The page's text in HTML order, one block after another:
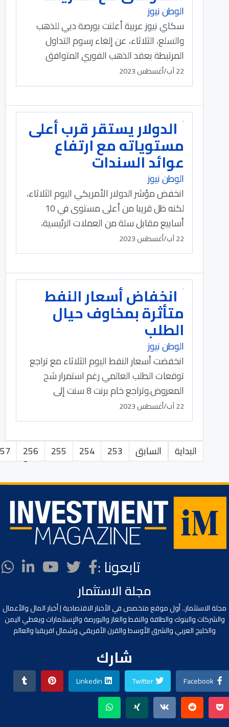
الوطن نيوز
سكاي نيوز عربية أعلنت بورصة دبي للذهب
والسلع، الثلاثاء، عن إلغاء رسوم التداول
المرتبطة بعقد الذهب الفوري المتوافق
22 آب/أغسطس 2023
الدولار يستقر قرب أعلى
مستوياته مع ارتفاع
عوائد السندات
الوطن نيوز
انخفض مؤشر الدولار الأمريكي اليوم الثلاثاء،
لكنه ظل قريبا من أعلى مستوى في 10
أسابيع مقابل سلة من العملات الرئيسية،
22 آب/أغسطس 2023
انخفاض أسعار النفط
متأثرة بمخاوف حيال
الطلب
الوطن نيوز
انخفضت أسعار النفط اليوم الثلاثاء مع تراجع
توقعات الطلب العالمي رغم استمرار شح
المعروض.وتراجع خام برنت 8 سنت إلى
22 آب/أغسطس 2023
الصفحة 258 من 389 البداية السابق 253
254
255
256
تابعونا :
مجلة الاستثمار
مجلة الاستثمار.. أول موقع متخصص في الأخبار الاقتصادية | أخبار المال والأعمال
والشركات والبنوك والطاقة والنفط والغاز والبورصة والإستثمارات ويغطي اليمن
والخليج العربي والشرق الأوسط والقرن الأفريقي وشمال افريقيا والعالم
شارك
Facebook
Twitter
Linkedin